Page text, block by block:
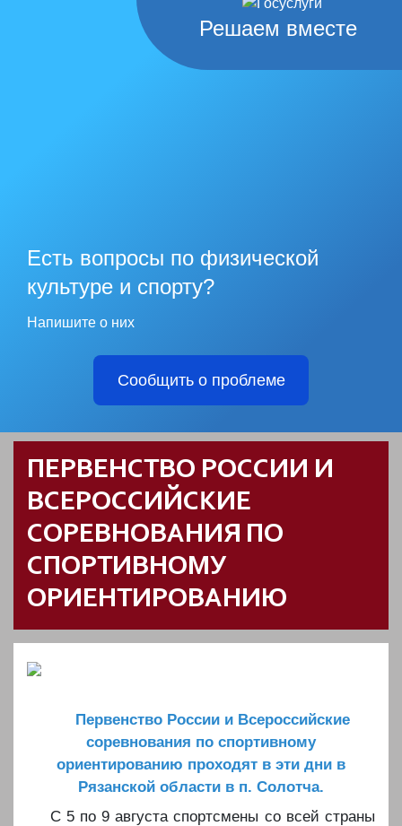
Решаем вместе
Есть вопросы по физической
культуре и спорту?
Напишите о них
Сообщить о проблеме
ПЕРВЕНСТВО РОССИИ И
ВСЕРОССИЙСКИЕ
СОРЕВНОВАНИЯ ПО
СПОРТИВНОМУ
ОРИЕНТИРОВАНИЮ
Первенство России и Всероссийские
соревнования по спортивному
ориентированию проходят в эти дни в
Рязанской области в п. Солотча.
С 5 по 9 августа спортсмены со всей страны